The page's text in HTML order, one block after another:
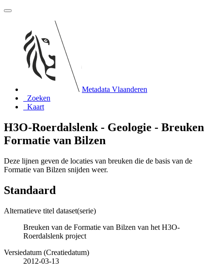
Metadata Vlaanderen
Zoeken
Kaart
H3O-Roerdalslenk - Geologie - Breuken
Formatie van Bilzen
Deze lijnen geven de locaties van breuken die de basis van de
Formatie van Bilzen snijden weer.
Standaard
Alternatieve titel dataset(serie)
Breuken van de Formatie van Bilzen van het H3O-
Roerdalslenk project
Versiedatum (Creatiedatum)
2012-03-13